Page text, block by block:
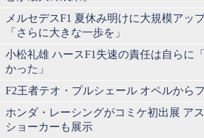
メルセデスF1 夏休み明けに大規模アッ
「さらに大きな一歩を」
小松礼雄 ハースF1失速の責任は自らに
かった」
F2王者テオ・プルシェール オペルから
ホンダ・レーシングがコミケ初出展 ア
ショーカーも展示